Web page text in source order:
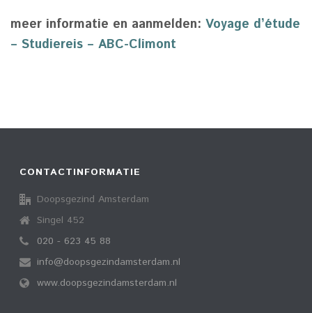
meer informatie en aanmelden: Voyage d’étude
– Studiereis – ABC-Climont
CONTACTINFORMATIE
Doopsgezind Amsterdam
Singel 452
020 - 623 45 88
info@doopsgezindamsterdam.nl
www.doopsgezindamsterdam.nl